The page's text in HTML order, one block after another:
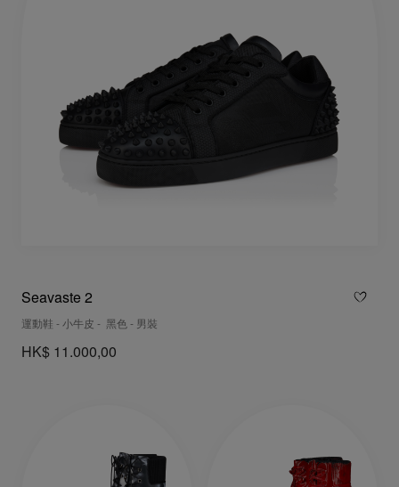
Seavaste 2
運動鞋 - 小牛皮 - 黑色 - 男裝
HK$ 11.000,00